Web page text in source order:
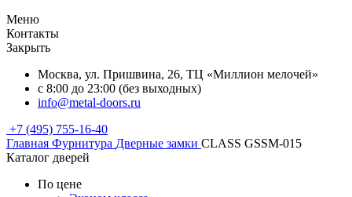
Меню
Контакты
Закрыть
Москва, ул. Пришвина, 26, ТЦ «Миллион мелочей»
с 8:00 до 23:00 (без выходных)
info@metal-doors.ru
+7 (495) 755-16-40
Главная Фурнитура Дверные замки CLASS GSSM-015
Каталог дверей
По цене